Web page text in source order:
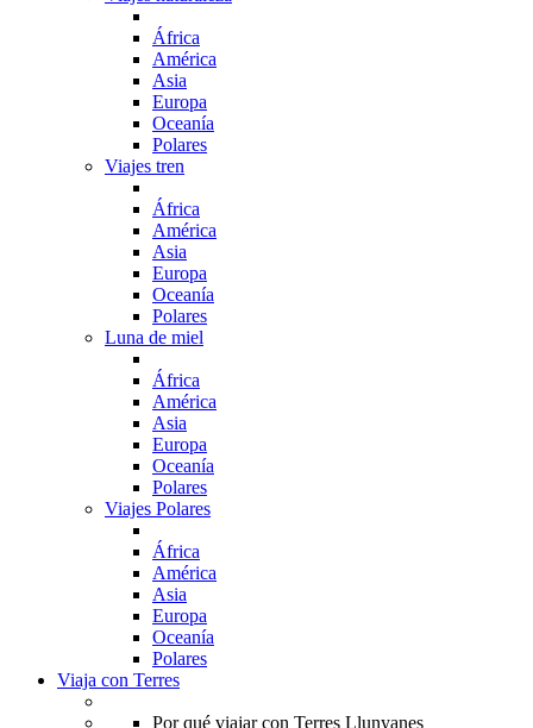
África
América
Asia
Europa
Oceanía
Polares
Viajes tren
África
América
Asia
Europa
Oceanía
Polares
Luna de miel
África
América
Asia
Europa
Oceanía
Polares
Viajes Polares
África
América
Asia
Europa
Oceanía
Polares
Viaja con Terres
Por qué viajar con Terres Llunyanes